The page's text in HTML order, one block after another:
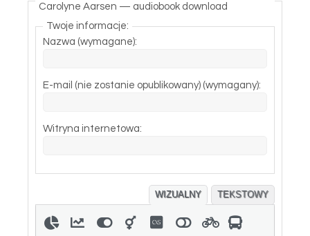
Carolyne Aarsen — audiobook download
Twoje informacje:
Nazwa (wymagane):
E-mail (nie zostanie opublikowany) (wymagany):
Witryna internetowa:
WIZUALNY TEKSTOWY